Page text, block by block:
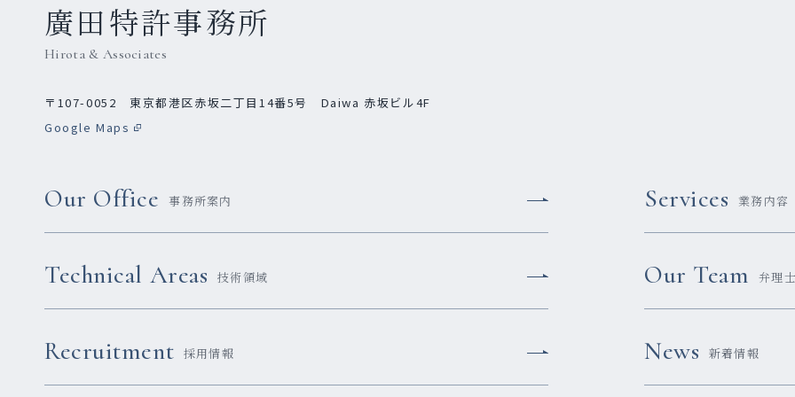
廣田特許事務所
Hirota & Associates
〒107-0052 東京都港区赤坂二丁目14番5号 Daiwa 赤坂ビル4F
Google Maps
Our Office 事務所案内 Services 業務内容
Technical Areas 技術領域 Our Team 弁理
Recruitment 採用情報 News 新着情報